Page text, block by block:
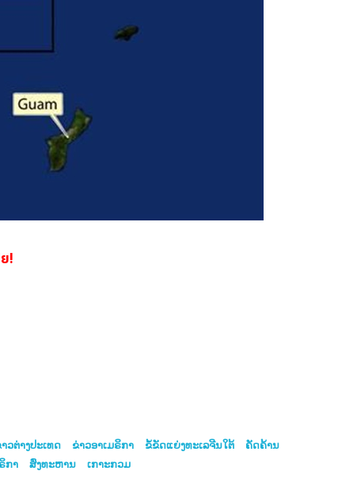
!
ວ​ຕ່າງ​ປະເທດ ຂ່າວອາເມຣິກາ ຂໍ້ຂັດແຍ່ງທະເລຈີນໃຕ້
ຄັດຄ້ານ
ກາ ສົ່ງທະຫານ ເກາະກວມ